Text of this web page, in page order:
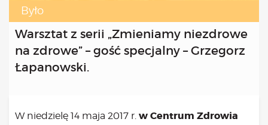
Było
Warsztat z serii „Zmieniamy niezdrowe
na zdrowe” – gość specjalny – Grzegorz
Łapanowski.
W niedzielę 14 maja 2017 r. w Centrum Zdrowia
Kongres 2018
Projekty
Bezpłatne konsultacje psychologiczne online marzec –
Jestem i Będę